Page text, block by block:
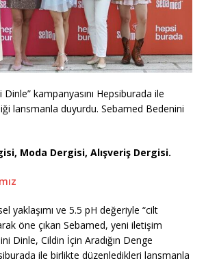
kampanyasını Hepsiburada ile
lansmanla duyurdu. Sebamed Bedenini
Moda Dergisi, Alışveriş Dergisi.
yaklaşımı ve 5.5 pH değeriyle “cilt
öne çıkan Sebamed, yeni iletişim
Dinle, Cildin İçin Aradığın Denge
ile birlikte düzenledikleri lansmanla